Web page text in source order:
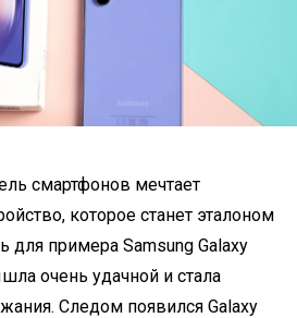
смартфонов мечтает
которое станет эталоном
для примера Samsung Galaxy
очень удачной и стала
Следом появился Galaxy